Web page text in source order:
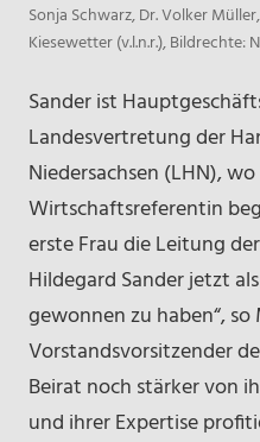
Sonja Schwarz, Dr. Volker
Kiesewetter (v.l.n.r.), Bildrechte:
Sander ist
Landesvertretung der
Niedersachsen (LHN),
Wirtschaftsreferentin
erste Frau die Leitung
Hildegard Sander jetzt
gewonnen zu haben“,
Vorstandsvorsitzender
Beirat noch stärker von
und ihrer Expertise